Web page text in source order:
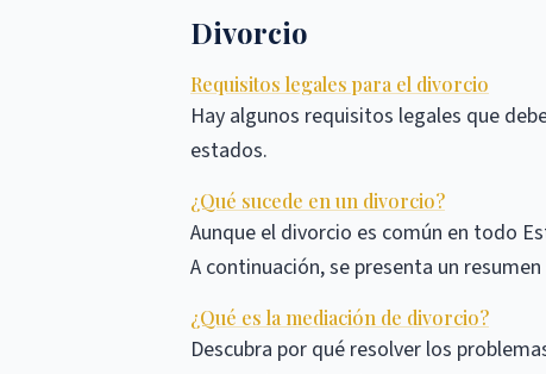
Divorcio
Requisitos legales para el divorcio
Hay algunos requisitos legales que
estados.
¿Qué sucede en un divorcio?
Aunque el divorcio es común en todo
A continuación, se presenta un
¿Qué es la mediación de divorcio?
Descubra por qué resolver los